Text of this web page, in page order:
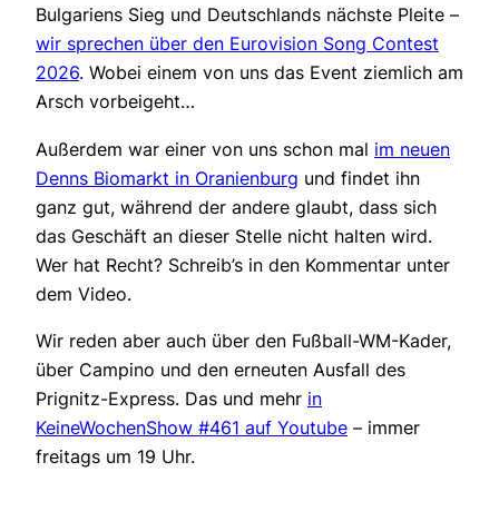
Bulgariens Sieg und Deutschlands nächste Pleite –
wir sprechen über den Eurovision Song Contest
2026. Wobei einem von uns das Event ziemlich am
Arsch vorbeigeht…
Außerdem war einer von uns schon mal im neuen
Denns Biomarkt in Oranienburg und findet ihn
ganz gut, während der andere glaubt, dass sich
das Geschäft an dieser Stelle nicht halten wird.
Wer hat Recht? Schreib’s in den Kommentar unter
dem Video.
Wir reden aber auch über den Fußball-WM-Kader,
über Campino und den erneuten Ausfall des
Prignitz-Express. Das und mehr in
KeineWochenShow #461 auf Youtube – immer
freitags um 19 Uhr.